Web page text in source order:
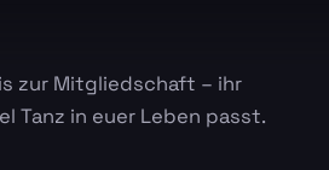
zur Mitgliedschaft – ihr
Tanz in euer Leben passt.